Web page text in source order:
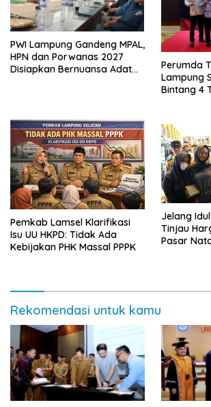
PWI Lampung Gandeng MPAL,
HPN dan Porwanas 2027
Disiapkan Bernuansa Adat
Perumda
Lampung
Bintang 4
Pemkab Lamsel Klarifikasi
Isu UU HKPD: Tidak Ada
Kebijakan PHK Massal PPPK
Jelang
Tinjau
Pasar
Rekomendasi untuk kamu